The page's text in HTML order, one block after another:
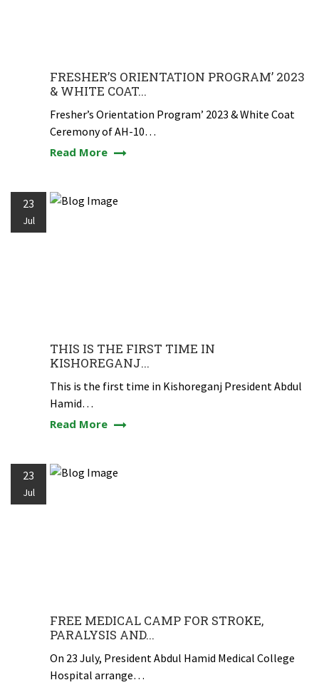
FRESHER’S ORIENTATION PROGRAM’ 2023
& WHITE COAT...
Fresher’s Orientation Program’ 2023 & White Coat
Ceremony of AH-10…
Read More
23
Jul
THIS IS THE FIRST TIME IN
KISHOREGANJ...
This is the first time in Kishoreganj President Abdul
Hamid…
Read More
23
Jul
FREE MEDICAL CAMP FOR STROKE,
PARALYSIS AND...
On 23 July, President Abdul Hamid Medical College
Hospital arrange…